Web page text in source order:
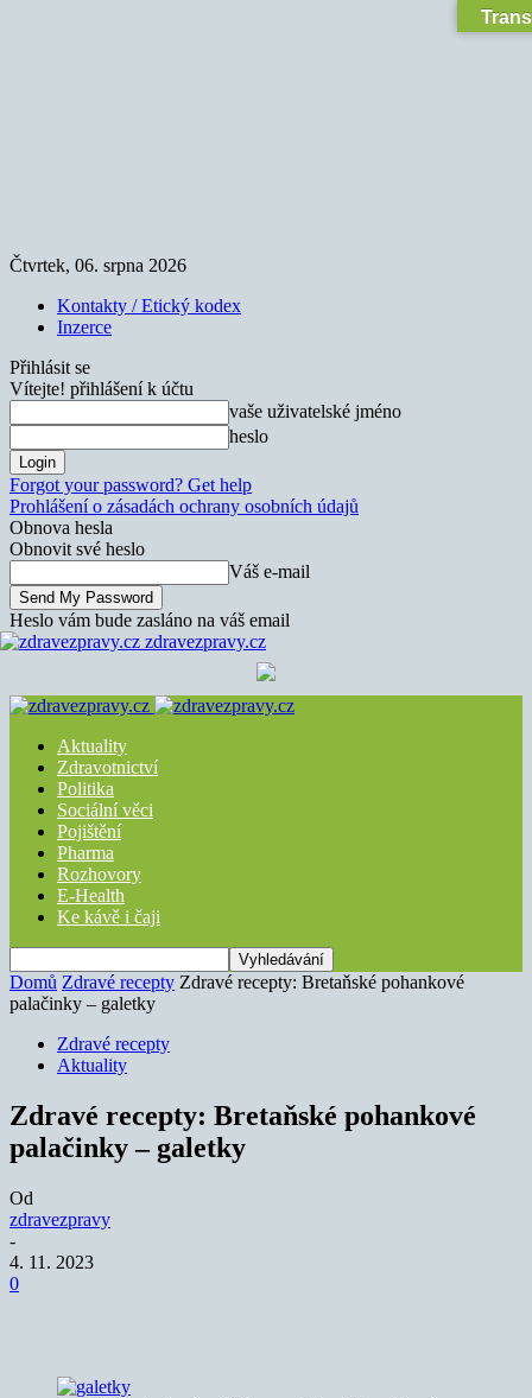
Čtvrtek, 06. srpna 2026
Kontakty / Etický kodex
Inzerce
Přihlásit se
Vítejte! přihlášení k účtu
vaše uživatelské jméno
heslo
Forgot your password? Get help
Prohlášení o zásadách ochrany osobních údajů
Obnova hesla
Obnovit své heslo
Váš e-mail
Heslo vám bude zasláno na váš email
zdravezpravy.cz
Aktuality
Zdravotnictví
Politika
Sociální věci
Pojištění
Pharma
Rozhovory
E-Health
Ke kávě i čaji
Domů Zdravé recepty Zdravé recepty: Bretaňské pohankové
palačinky – galetky
Zdravé recepty
Aktuality
Zdravé recepty: Bretaňské pohankové
palačinky – galetky
Od
zdravezpravy
-
4. 11. 2023
0